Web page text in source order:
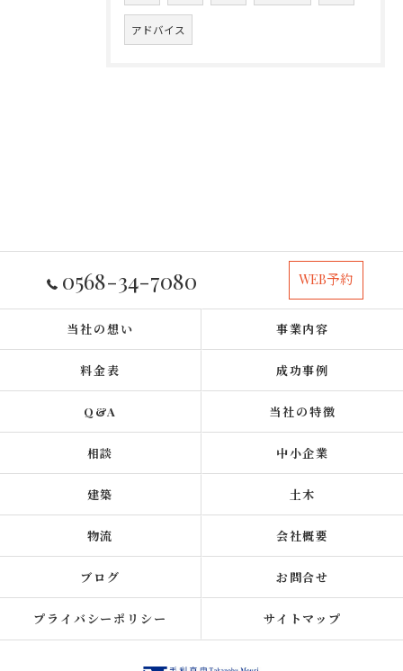
アドバイス
0568-34-7080 WEB予約
当社の想い 事業内容
料金表 成功事例
Q&A 当社の特徴
相談 中小企業
建築 土木
物流 会社概要
ブログ お問合せ
プライバシーポリシー サイトマップ